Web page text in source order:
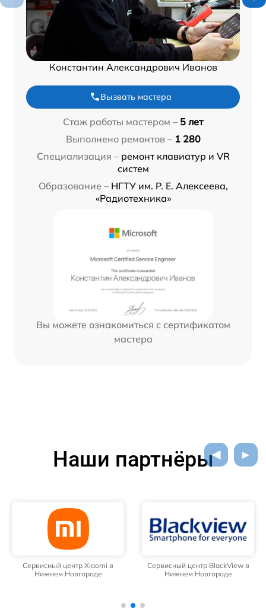
Константин Александрович Иванов
Вызвать мастера
Стаж работы мастером – 5 лет
Выполнено ремонтов – 1 280
Специализация – ремонт клавиатур и VR
систем
Образование – НГТУ им. Р. Е. Алексеева,
«Радиотехника»
Вы можете ознакомиться с сертификатом
мастера
Наши партнёры
Сервисный центр Xiaomi в
Нижнем Новгороде
Сервисный центр BlackView в
Нижнем Новгороде